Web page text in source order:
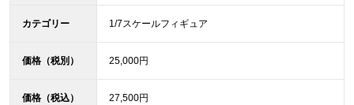
カテゴリー 1/7スケールフィギュア
価格（税別） 25,000円
価格（税込） 27,500円